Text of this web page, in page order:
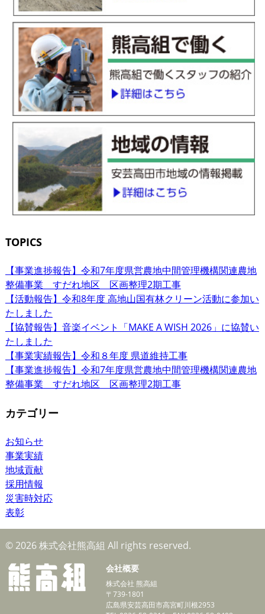
TOPICS
【事業進捗報告】令和7年度県営農地中間管理機構関連農地
整備事業 すだれ地区 区画整理2期工事
【活動報告】令和8年度 高地山国有林クリーン活動に参加い
たしました
【協賛報告】音楽イベント「MAKE A WISH 2026」に協賛い
たしました
【事業実績報告】令和８年度 県道維持工事
【事業進捗報告】令和7年度県営農地中間管理機構関連農地
整備事業 すだれ地区 区画整理2期工事
カテゴリー
お知らせ
事業実績
地域貢献
採用情報
災害時対応
表彰
© 2026 株式会社熊高組 All rights reserved.
会社概要
株式会社 熊高組
〒739-1801
広島県安芸高田市高宮町川根2953